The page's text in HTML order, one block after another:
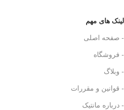
لینک های مهم
- صفحه اصلی
- فروشگاه
- وبلاگ
- قوانین و مقررات
- درباره مانتیک